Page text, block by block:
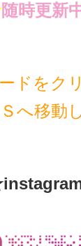
随時更新
ドをク
へ移動